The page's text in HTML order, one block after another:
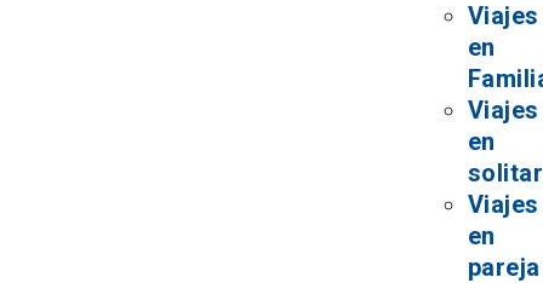
Viajes
en
Viajes
en
Viajes
en
pareja